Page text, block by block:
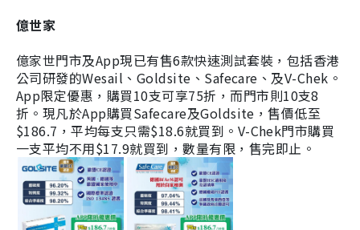
億世家
億家世門市及App現已有售6款快速測試套裝，包括香港
公司研發的Wesail、Goldsite、Safecare、及V-Chek。
App限定優惠，購買10支可享75折，而門市則10支8
折。現凡於App購買Safecare及Goldsite，售價低至
$186.7，平均每支只需$18.6就買到。V-Chek門市購買
一支平均不用$17.9就買到，數量有限，售完即止。